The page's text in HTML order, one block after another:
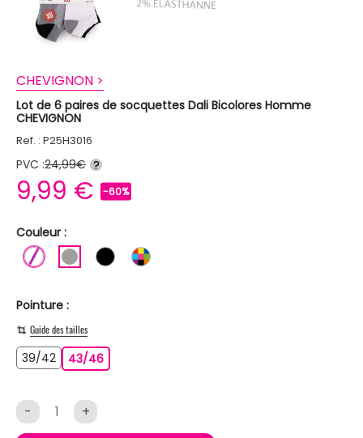
CHEVIGNON >
Lot de 6 paires de socquettes Dali Bicolores Homme
CHEVIGNON
Ref. : P25H3016
PVC :24,99€ ?
9,99 € -60%
Couleur :
BLANC GRIS NOIR MULTICOLORE
Pointure :
Guide des tailles
39/4239/42
43/4643/46
- +